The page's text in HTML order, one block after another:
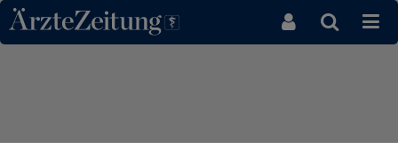
Direkt zum Inhaltsbereich